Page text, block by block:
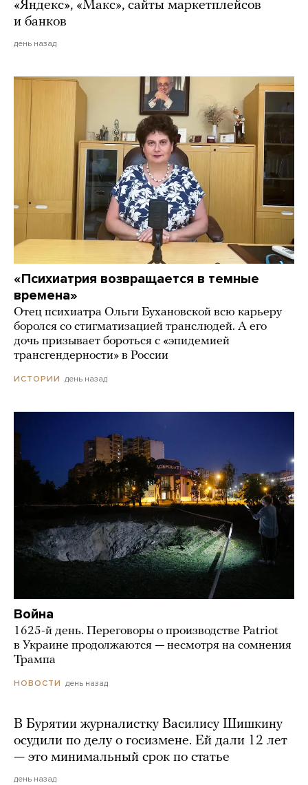
«Яндекс», «Макс», сайты маркетплейсов
и банков
день назад
«Психиатрия возвращается в темные
времена»
Отец психиатра Ольги Бухановской всю карьеру
боролся со стигматизацией транслюдей. А его
дочь призывает бороться с «эпидемией
трансгендерности» в России
ИСТОРИИ день назад
Война
1625-й день. Переговоры о производстве Patriot
в Украине продолжаются — несмотря на сомнения
Трампа
НОВОСТИ день назад
В Бурятии журналистку Василису Шишкину
осудили по делу о госизмене. Ей дали 12 лет
— это минимальный срок по статье
день назад